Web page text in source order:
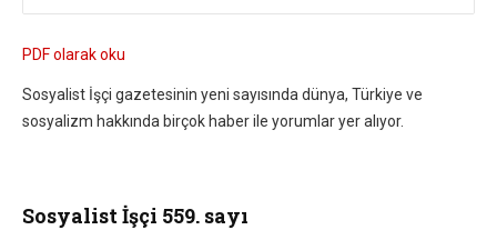
PDF olarak oku
Sosyalist İşçi gazetesinin yeni sayısında dünya, Türkiye ve
sosyalizm hakkında birçok haber ile yorumlar yer alıyor.
Sosyalist İşçi 559. sayı